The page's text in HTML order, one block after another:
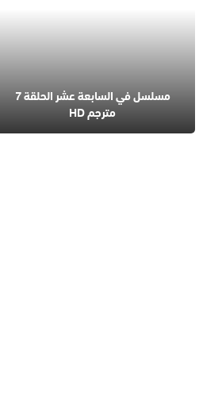
مسلسل في السابعة عشر الحلقة 7
مترجم HD